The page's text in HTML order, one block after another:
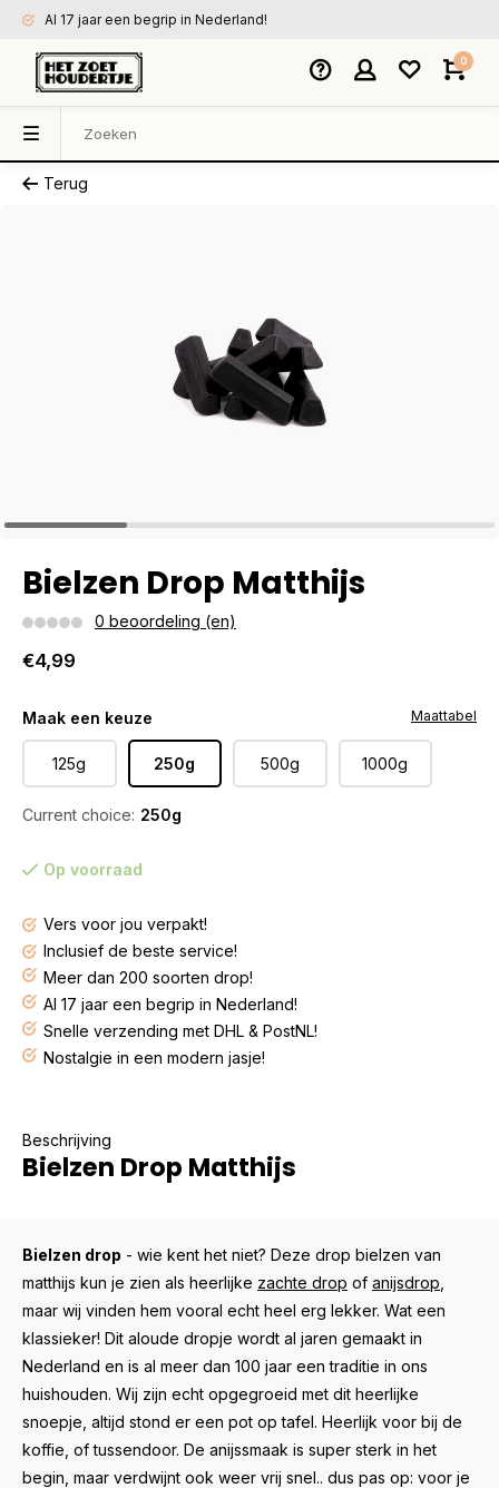
Al 17 jaar een begrip in Nederland!
0
Terug
Bielzen Drop Matthijs
0 beoordeling (en)
€4,99
Maak een keuze
125g 250g 500g 1000g
Current choice: 250g
Maattabel
Op voorraad
Vers voor jou verpakt!
Inclusief de beste service!
Meer dan 200 soorten drop!
Al 17 jaar een begrip in Nederland!
Snelle verzending met DHL & PostNL!
Nostalgie in een modern jasje!
Beschrijving
Bielzen Drop Matthijs
Bielzen drop - wie kent het niet? Deze drop bielzen van
matthijs kun je zien als heerlijke zachte drop of anijsdrop
maar wij vinden hem vooral echt heel erg lekker. Wat een
klassieker! Dit aloude dropje wordt al jaren gemaakt in
Nederland en is al meer dan 100 jaar een traditie in ons
huishouden. Wij zijn echt opgegroeid met dit heerlijke
snoepje, altijd stond er een pot op tafel. Heerlijk voor bij de
koffie, of tussendoor. De anijssmaak is super sterk in het
begin, maar verdwijnt ook weer vrij snel.. dus pas op: voor je